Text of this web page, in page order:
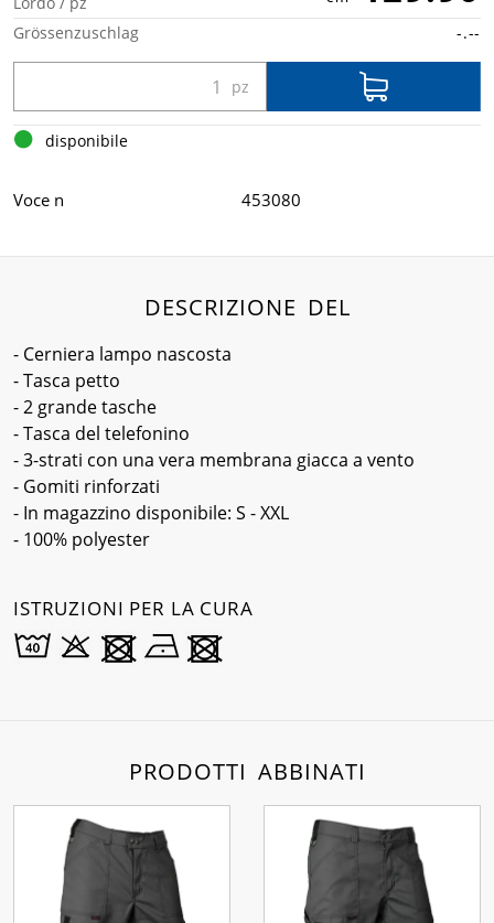
Grössenzuschlag -.--
disponibile
Voce n 453080
DESCRIZIONE DEL
- Cerniera lampo nascosta
- Tasca petto
- 2 grande tasche
- Tasca del telefonino
- 3-strati con una vera membrana giacca a vento
- Gomiti rinforzati
- In magazzino disponibile: S - XXL
- 100% polyester
ISTRUZIONI PER LA CURA
PRODOTTI ABBINATI